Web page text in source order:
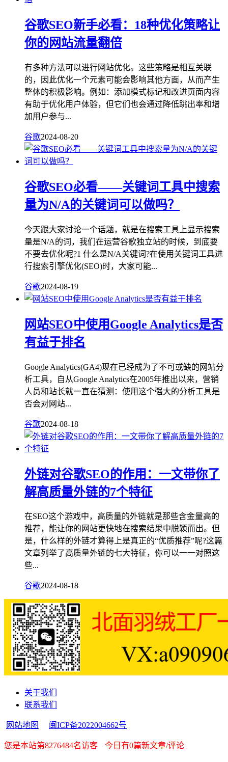
谷歌SEO新手必看：18种优化策略让
你的网站流量翻倍
有多种方法可以进行网站优化。这些策略是相互关联
的，因此优化一个元素可能会影响其他方面，从而产生
整体的积极影响。例如：添加模式标记和改进页面内容
有助于优化用户体验，但它们也会通过降低跳出率和增
加用户参与...
谷歌2024-08-20
谷歌SEO必看——关键词工具中搜索
量为N/A的关键词可以做吗？
今天跟大家讨论一个话题，就是在搜索工具上显示搜索
量是N/A的词，我们在运营谷歌独立站的时候，到底要
不要去优化呢?1 什么是N/A关键词?在使用关键词工具进
行搜索引擎优化(SEO)时，大家可能...
谷歌2024-08-19
网站SEO中使用Google Analytics是否
有益于排名
Google Analytics(GA4)现在已经成为了不可或缺的网站分
析工具，自从Google Analytics在2005年推出以来，营销
人员和站长就一直在猜测：使用这个强大的分析工具是
否会对网站...
谷歌2024-08-18
外链对谷歌SEO的作用：一文带你了
解高质量外链的7个特征
在SEO这个游戏中，高质量的外链就是那些含金量高的
推荐，能让你的网站更快地在搜索结果中脱颖而出。但
是，什么样的外链才算得上是真正的“优质推荐”呢?这篇
文章列举了高质量外链的七大特征，你可以一一对照这
些...
谷歌2024-08-18
关于我们
联系我们
网站地图 闽ICP备2022004662号
您是本站第8276484名访客 今日有0篇新文章/评论